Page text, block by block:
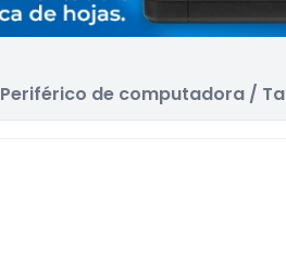
Periférico de computadora /